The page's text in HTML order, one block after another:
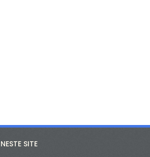
SITE